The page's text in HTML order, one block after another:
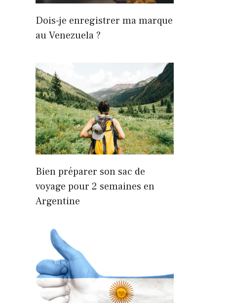
Dois-je enregistrer ma marque
au Venezuela ?
Bien préparer son sac de
voyage pour 2 semaines en
Argentine